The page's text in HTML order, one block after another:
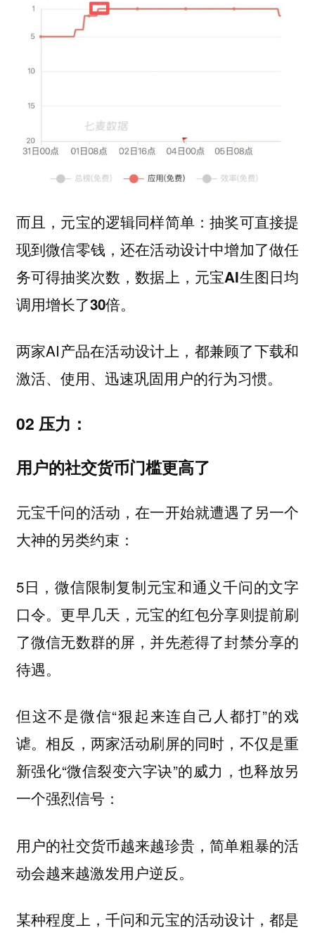
而且，元宝的逻辑同样简单：抽奖可直接提
现到微信零钱，还在活动设计中增加了做任
务可得抽奖次数，数据上， 元宝AI生图日均
调用增长了30倍。
两家AI产品在活动设计上，都兼顾了下载和
激活、使用、迅速巩固用户的行为习惯。
02 压力：
用户的社交货币门槛更高了
元宝千问的活动，在一开始就遭遇了另一个
大神的另类约束：
5日，微信限制复制元宝和通义千问的文字
口令。更早几天，元宝的红包分享则提前刷
了微信无数群的屏，并先惹得了封禁分享的
待遇。
但这不是微信“狠起来连自己人都打”的戏
谑。相反，两家活动刷屏的同时，不仅是重
新强化“微信裂变六字诀”的威力，也释放另
一个强烈信号：
用户的社交货币越来越珍贵，简单粗暴的活
动会越来越激发用户逆反。
某种程度上，千问和元宝的活动设计，都是